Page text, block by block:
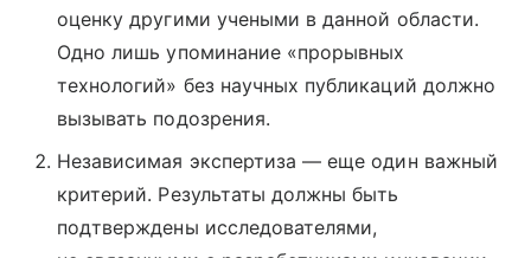
оценку другими учеными в данной области.
Одно лишь упоминание «прорывных
технологий» без научных публикаций должно
вызывать подозрения.
Независимая экспертиза — еще один важный
критерий. Результаты должны быть
подтверждены исследователями,